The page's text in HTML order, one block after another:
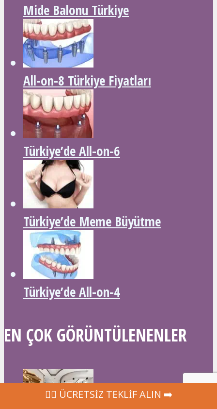
Mide Balonu Türkiye
All-on-8 Türkiye Fiyatları
Türkiye’de All-on-6
Türkiye’de Meme Büyütme
Türkiye’de All-on-4
EN ÇOK GÖRÜNTÜLENENLER
‍👩‍⚕ ÜCRETSİZ TEKLİF ALIN ➡️